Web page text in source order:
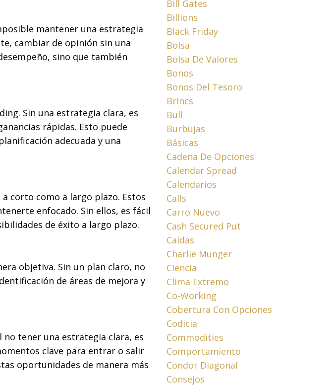
mantener una estrategia
cambiar de opinión sin una
sino que también
Sin una estrategia clara, es
rápidas. Esto puede
adecuada y una
corto como a largo plazo. Estos
enfocado. Sin ellos, es fácil
de éxito a largo plazo.
objetiva. Sin un plan claro, no
de áreas de mejora y
no tener una estrategia clara, es
clave para entrar o salir
oportunidades de manera más
Bill Gates
Billions
Black Friday
Bolsa
Bolsa De Valores
Bonos
Bonos Del Tesoro
Brincs
Bull
Burbujas
Básicas
Cadena De Opciones
Calendar Spread
Calendarios
Calls
Carro Nuevo
Cash Secured Put
Caídas
Charlie Munger
Ciencia
Clima Extremo
Co-Working
Cobertura Con Opciones
Codicia
Commodities
Comportamiento
Condor Diagonal
Consejos